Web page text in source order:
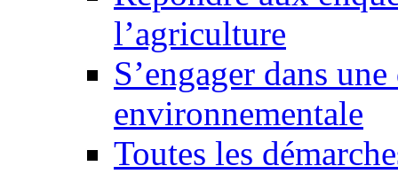
l’agriculture
S’engager dans
environnementale
Toutes les